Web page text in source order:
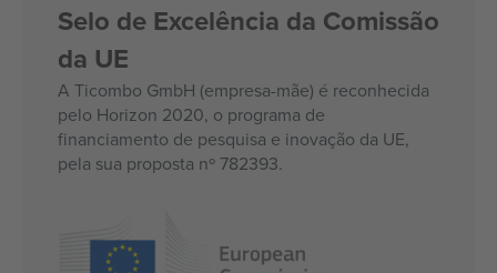
Selo de Excelência da Comissão
da UE
A Ticombo GmbH (empresa-mãe) é reconhecida
pelo Horizon 2020, o programa de
financiamento de pesquisa e inovação da UE,
pela sua proposta nº 782393.